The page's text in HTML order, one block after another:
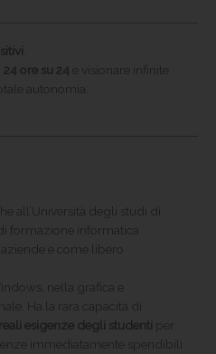
24 ore su 24 e visionare infinite
autonomia.
all’Università degli studi di
formazione informatica
e come libero
nella grafica e
Ha la rara capacità di
reali esigenze degli studenti per
immediatamente spendibili